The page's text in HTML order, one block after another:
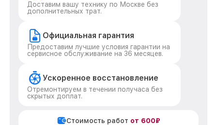
Доставим вашу технику по Москве без
дополнительных трат.
Официальная гарантия
Предоставим лучшие условия гарантии на
сервисное обслуживание на 36 месяцев.
Ускоренное восстановление
Отремонтируем в течении получаса без
скрытых доплат.
Стоимость работ от 600₽